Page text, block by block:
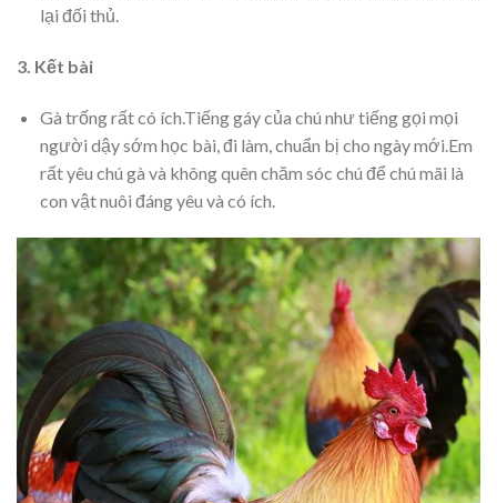
lại đối thủ.
3. Kết bài
Gà trống rất có ích.Tiếng gáy của chú như tiếng gọi mọi
người dậy sớm học bài, đi làm, chuẩn bị cho ngày mới.Em
rất yêu chú gà và không quên chăm sóc chú để chú mãi là
con vật nuôi đáng yêu và có ích.